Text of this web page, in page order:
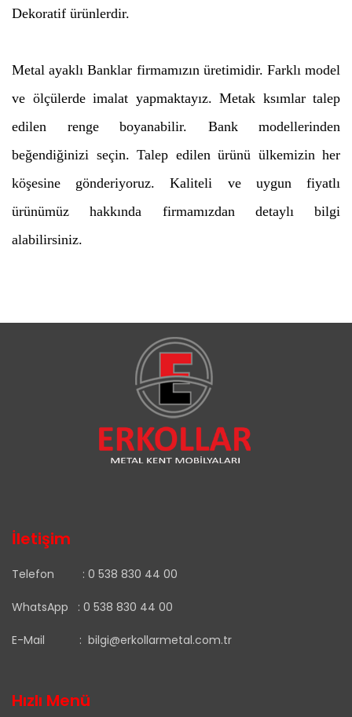
Dekoratif ürünlerdir.
Metal ayaklı Banklar firmamızın üretimidir. Farklı model
ve ölçülerde imalat yapmaktayız. Metak ksımlar talep
edilen renge boyanabilir. Bank modellerinden
beğendiğinizi seçin. Talep edilen ürünü ülkemizin her
köşesine gönderiyoruz. Kaliteli ve uygun fiyatlı
ürünümüz hakkında firmamızdan detaylı bilgi
alabilirsiniz.
İletişim
Telefon : 0 538 830 44 00
WhatsApp : 0 538 830 44 00
E-Mail : bilgi@erkollarmetal.com.tr
Hızlı Menü